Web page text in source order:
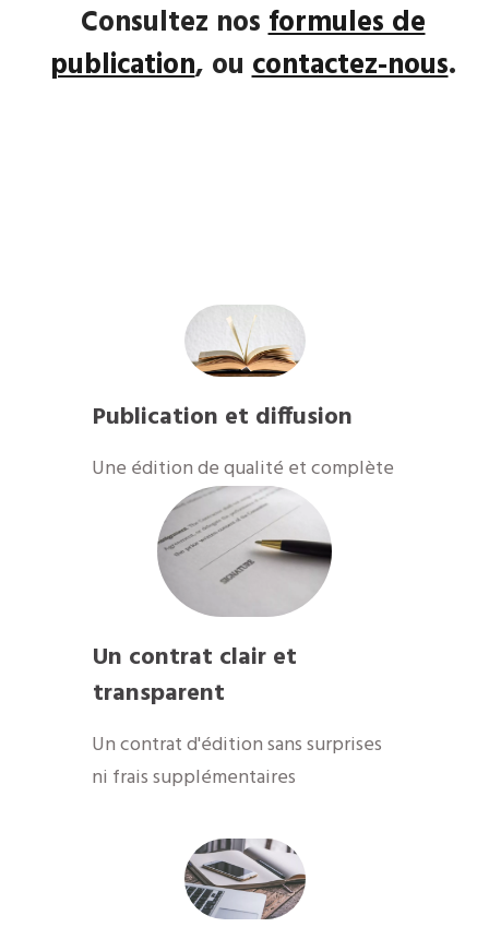
Consultez nosformules de
publication, oucontactez-nous.
Publication et diffusion
​Une édition de qualité et complète
Un contrat clair et
transparent
Un contrat d'édition sans surprises
ni frais supplémentaires